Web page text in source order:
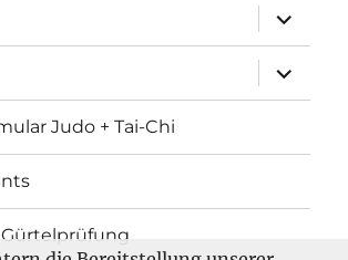
öffnen
öffnen
Judo + Tai-Chi